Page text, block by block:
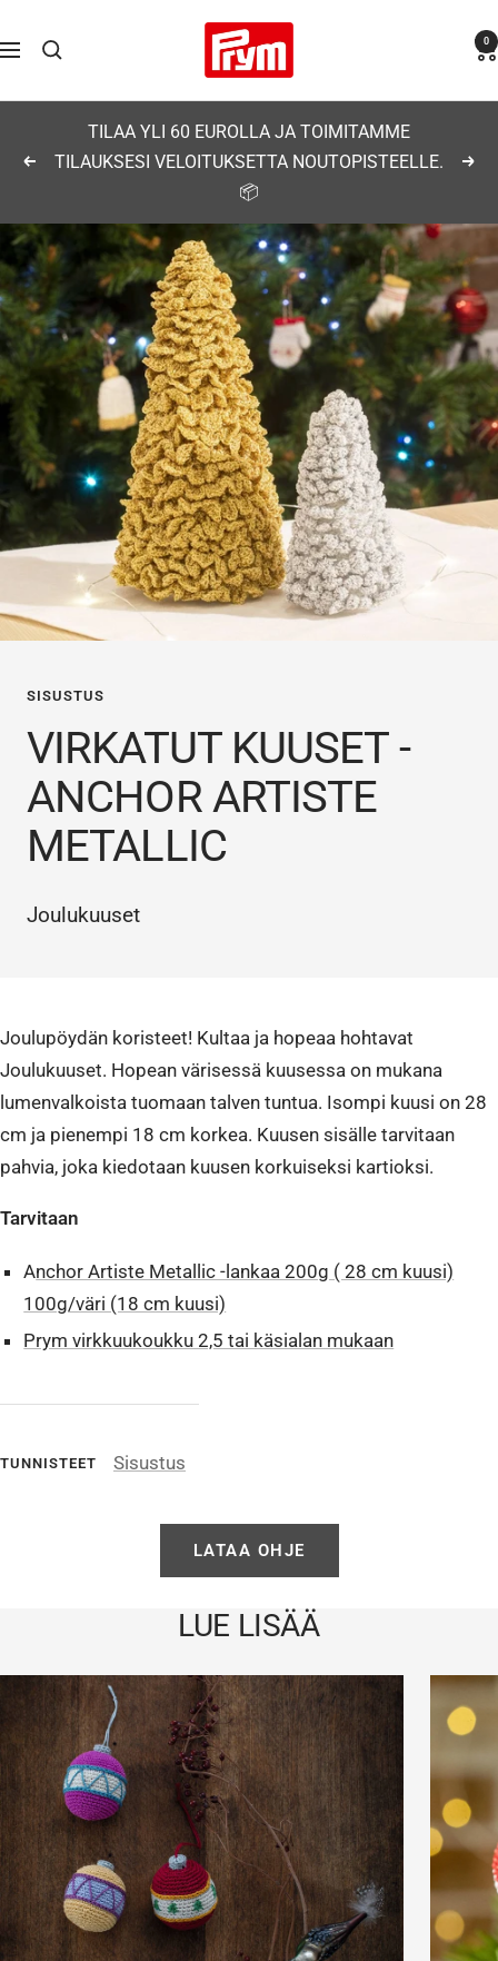
sisältöön
Navigaatio
Prym 0
Edellinen
TILAA YLI 60 EUROLLA JA TOIMITAMME
TILAUKSESI VELOITUKSETTA NOUTOPISTEELLE.
📦
SISUSTUS
VIRKATUT KUUSET -
ANCHOR ARTISTE
METALLIC
Joulukuuset
TUNNISTEET Sisustus
Joulupöydän koristeet! Kultaa ja hopeaa hohtavat
Joulukuuset. Hopean värisessä kuusessa on mukana
lumenvalkoista tuomaan talven tuntua. Isompi kuusi on 28
cm ja pienempi 18 cm korkea. Kuusen sisälle tarvitaan
pahvia, joka kiedotaan kuusen korkuiseksi kartioksi.
Tarvitaan
Anchor Artiste Metallic -lankaa 200g ( 28 cm kuusi)
100g/väri (18 cm kuusi)
Prym virkkuukoukku 2,5 tai käsialan mukaan
LATAA OHJE
LUE LISÄÄ